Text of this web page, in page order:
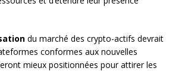
du marché des crypto-actifs devrait
conformes aux nouvelles
mieux positionnées pour attirer les